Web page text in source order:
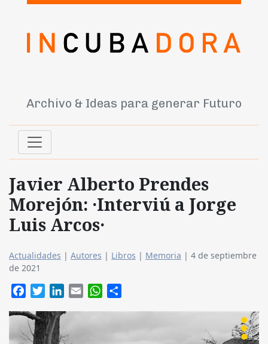
Archivo & Ideas para generar Futuro
Javier Alberto Prendes
Morejón: ·Interviú a Jorge
Luis Arcos·
Actualidades | Autores | Libros | Memoria | 4 de septiembre
de 2021
FacebookTwitterLinkedIn
Email WhatsApp